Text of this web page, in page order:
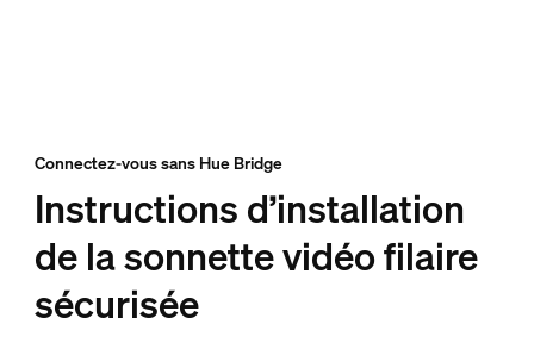
Connectez-vous sans Hue Bridge
Instructions d’installation
de la sonnette vidéo filaire
sécurisée